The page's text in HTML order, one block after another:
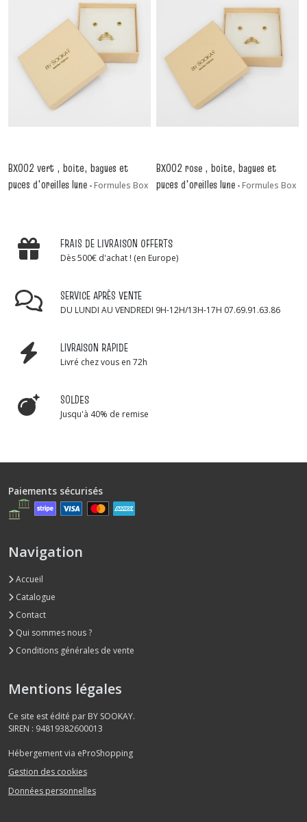
BX002 vert , boite, bagues et
puces d'oreilles lune -Formules Box
BX002 rose , boite, bagues et
puces d'oreilles lune -Formules Box
FRAIS DE LIVRAISON OFFERTS
Dès 500€ d'achat ! (en Europe)
SERVICE APRÈS VENTE
DU LUNDI AU VENDREDI 9H-12H/13H-17H 07.69.91.63.86
LIVRAISON RAPIDE
Livré chez vous en 72h
SOLDES
Jusqu'à 40% de remise
Paiements sécurisés
Navigation
Accueil
Catalogue
Contact
Qui sommes nous ?
Conditions générales de vente
Mentions légales
Ce site est édité par BY SOOKAY.
SIREN : 94819382600013
Hébergement via eProShopping
Gestion des cookies
Données personnelles